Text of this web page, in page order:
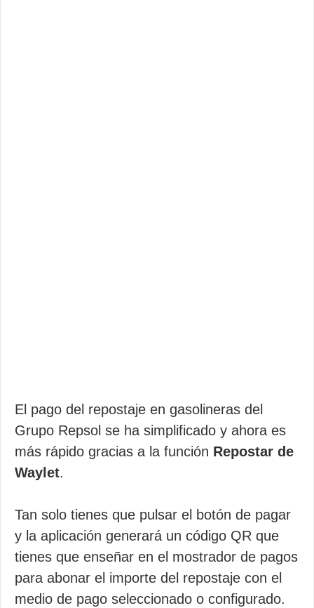
El pago del repostaje en gasolineras del
Grupo Repsol se ha simplificado y ahora es
más rápido gracias a la función Repostar de
Waylet.
Tan solo tienes que pulsar el botón de pagar
y la aplicación generará un código QR que
tienes que enseñar en el mostrador de pagos
para abonar el importe del repostaje con el
medio de pago seleccionado o configurado.